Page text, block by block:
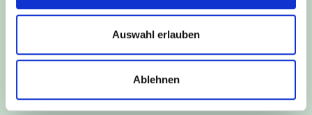
Auswahl erlauben
Ablehnen
325
Mitarbeiter